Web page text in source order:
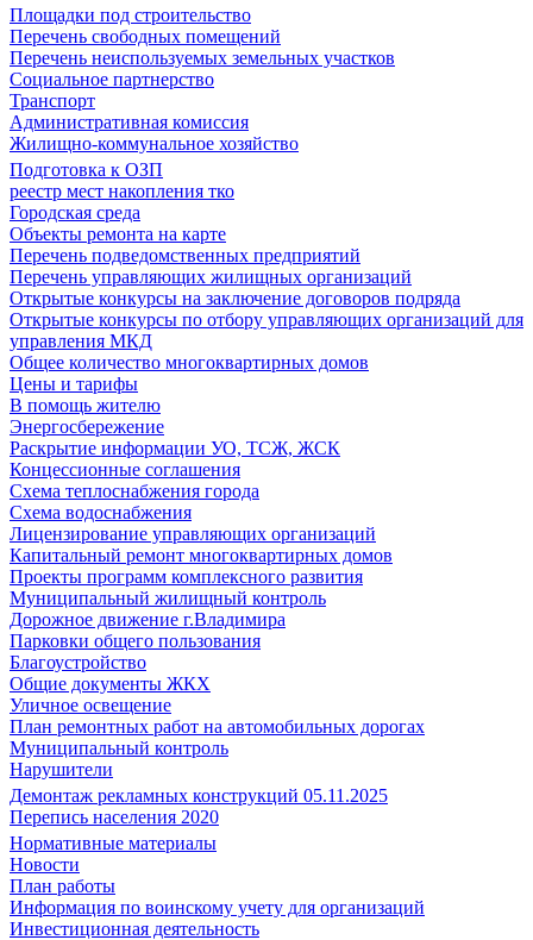
Площадки под строительство
Перечень свободных помещений
Перечень неиспользуемых земельных участков
Социальное партнерство
Транспорт
Административная комиссия
Жилищно-коммунальное хозяйство
Подготовка к ОЗП
реестр мест накопления тко
Городская среда
Объекты ремонта на карте
Перечень подведомственных предприятий
Перечень управляющих жилищных организаций
Открытые конкурсы на заключение договоров подряда
Открытые конкурсы по отбору управляющих организаций для
управления МКД
Общее количество многоквартирных домов
Цены и тарифы
В помощь жителю
Энергосбережение
Раскрытие информации УО, ТСЖ, ЖСК
Концессионные соглашения
Схема теплоснабжения города
Схема водоснабжения
Лицензирование управляющих организаций
Капитальный ремонт многоквартирных домов
Проекты программ комплексного развития
Муниципальный жилищный контроль
Дорожное движение г.Владимира
Парковки общего пользования
Благоустройство
Общие документы ЖКХ
Уличное освещение
План ремонтных работ на автомобильных дорогах
Муниципальный контроль
Нарушители
Демонтаж рекламных конструкций 05.11.2025
Перепись населения 2020
Нормативные материалы
Новости
План работы
Информация по воинскому учету для организаций
Инвестиционная деятельность